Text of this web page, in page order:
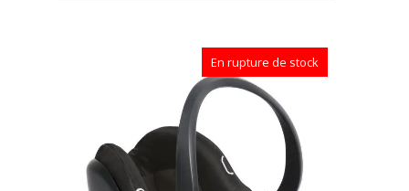
En rupture de stock